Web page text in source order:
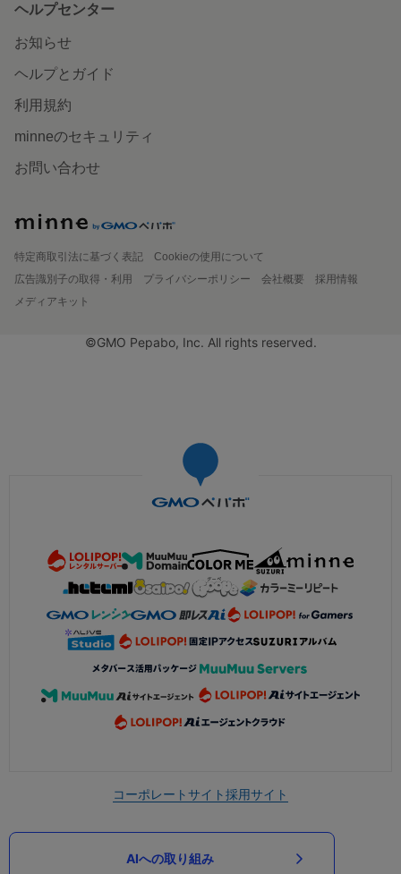
ヘルプセンター
お知らせ
ヘルプとガイド
利用規約
minneのセキュリティ
お問い合わせ
特定商取引法に基づく表記
Cookieの使用について
広告識別子の取得・利用
プライバシーポリシー 会社概要
採用情報
メディアキット
©GMO Pepabo, Inc. All rights reserved.
コーポレートサイト採用サイト
AIへの取り組み